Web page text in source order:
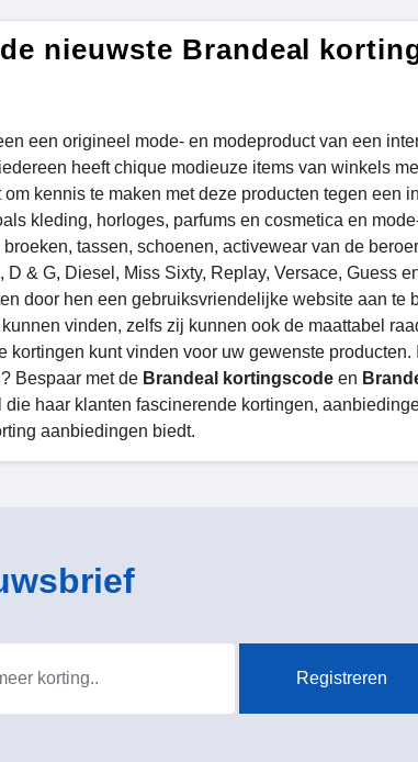
nieuwste Brandeal
een origineel mode- en modeproduct van een
heeft chique modieuze items van winkels
kennis te maken met deze producten tegen een
kleding, horloges, parfums en cosmetica en
tassen, schoenen, activewear van de
& G, Diesel, Miss Sixty, Replay, Versace, Guess
door hen een gebruiksvriendelijke website aan te
vinden, zelfs zij kunnen ook de maattabel
kortingen kunt vinden voor uw gewenste
Bespaar met de Brandeal kortingscode en
haar klanten fascinerende kortingen,
aanbiedingen biedt.
Registreren